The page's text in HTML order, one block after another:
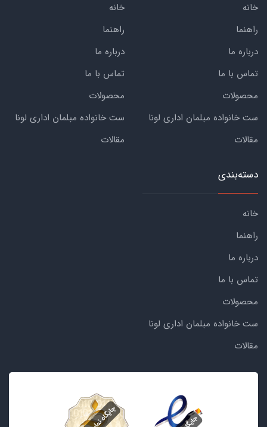
خانه
راهنما
درباره ما
تماس با ما
محصولات
ست خانواده مبلمان اداری لونا
مقالات
خانه
راهنما
درباره ما
تماس با ما
محصولات
ست خانواده مبلمان اداری لونا
مقالات
دسته‌بندی
خانه
راهنما
درباره ما
تماس با ما
محصولات
ست خانواده مبلمان اداری لونا
مقالات